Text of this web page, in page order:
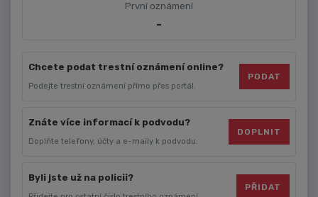
První oznámení
-
Chcete podat trestní oznámení online?
Podejte trestní oznámení přímo přes portál.
PODAT
Znáte více informací k podvodu?
Doplňte telefony, účty a e-maily k podvodu.
DOPLNIT
Byli jste už na policii?
PŘIDAT